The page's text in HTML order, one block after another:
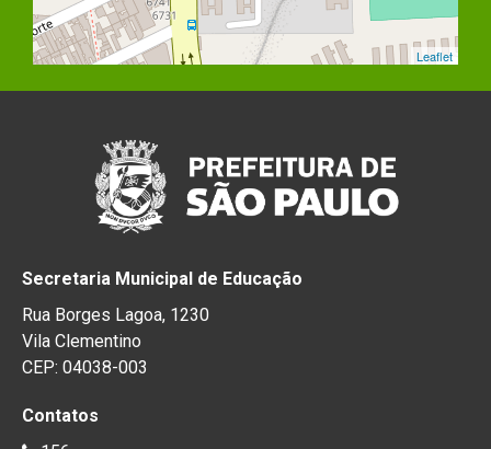
Leaflet
Secretaria Municipal de Educação
Rua Borges Lagoa, 1230
Vila Clementino
CEP: 04038-003
Contatos